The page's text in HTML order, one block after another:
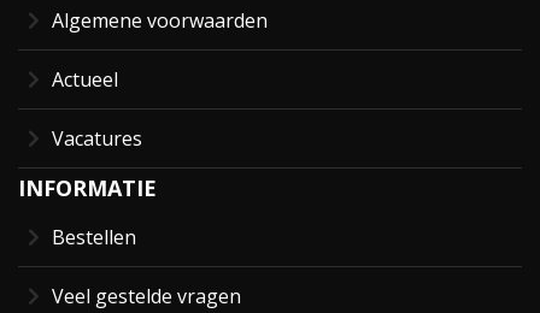
Algemene voorwaarden
Actueel
Vacatures
INFORMATIE
Bestellen
Veel gestelde vragen